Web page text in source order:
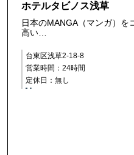
ホテルタビノス浅草
日本のMANGA（マンガ）を
高い…
台東区浅草2-18-8
営業時間：24時間
定休日：無し